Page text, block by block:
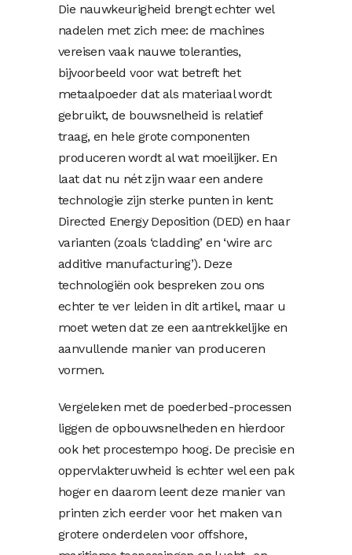
Die nauwkeurigheid brengt echter wel
nadelen met zich mee: de machines
vereisen vaak nauwe toleranties,
bijvoorbeeld voor wat betreft het
metaalpoeder dat als materiaal wordt
gebruikt, de bouwsnelheid is relatief
traag, en hele grote componenten
produceren wordt al wat moeilijker. En
laat dat nu nét zijn waar een andere
technologie zijn sterke punten in kent:
Directed Energy Deposition (DED) en haar
varianten (zoals ‘cladding’ en ‘wire arc
additive manufacturing’). Deze
technologiën ook bespreken zou ons
echter te ver leiden in dit artikel, maar u
moet weten dat ze een aantrekkelijke en
aanvullende manier van produceren
vormen.
Vergeleken met de poederbed-processen
liggen de opbouwsnelheden en hierdoor
ook het procestempo hoog. De precisie en
oppervlakteruwheid is echter wel een pak
hoger en daarom leent deze manier van
printen zich eerder voor het maken van
grotere onderdelen voor offshore,